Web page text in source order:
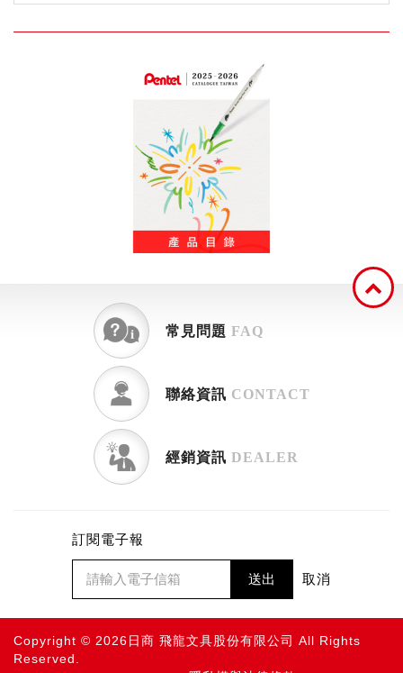
常見問題 FAQ
聯絡資訊 CONTACT
經銷資訊 DEALER
訂閱電子報
送出 取消
Copyright © 2026日商 飛龍文具股份有限公司 All Rights
Reserved.